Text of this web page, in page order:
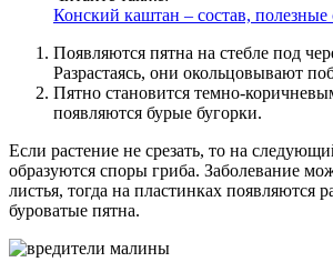
Конский каштан – состав, полезные
Появляются пятна на стебле под
Разрастаясь, они окольцовывают
Пятно становится темно-
появляются бурые бугорки.
Если растение не срезать, то на
образуются споры гриба. Заболевание
листья, тогда на пластинках появляются
буроватые пятна.